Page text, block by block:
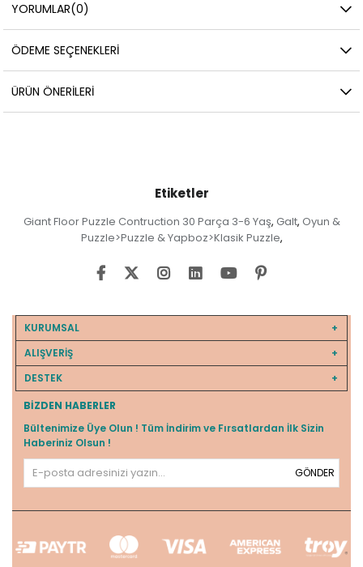
YORUMLAR(0)
ÖDEME SEÇENEKLERI
ÜRÜN ÖNERILERI
Etiketler
Giant Floor Puzzle Contruction 30 Parça 3-6 Yaş, Galt, Oyun &
Puzzle>Puzzle & Yapboz>Klasik Puzzle,
KURUMSAL
ALIŞVERİŞ
DESTEK
BIZDEN HABERLER
Bültenimize Üye Olun ! Tüm İndirim ve Fırsatlardan İlk Sizin
Haberiniz Olsun !
GÖNDER